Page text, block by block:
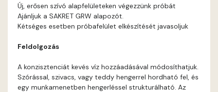
Cognac C
Coral C
Új, erősen szívó alapfelületeken végezzünk próbát
Ajánljuk a SAKRET GRW alapozót.
Kétséges esetben próbafelület elkészítését javasoljuk
Feldolgozás
A konzisztenciát kevés víz hozzáadásával módosíthatjuk.
Szórással, szivacs, vagy teddy hengerrel hordható fel, és
egy munkamenetben hengerléssel strukturálható. Az